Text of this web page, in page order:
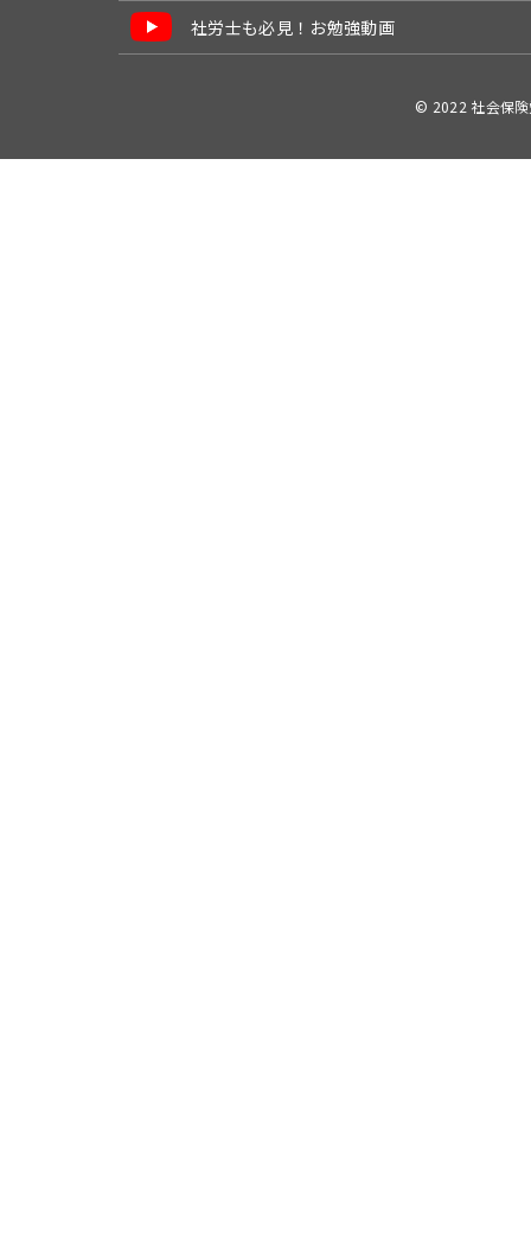
社労士も必見！お勉強動画
© 2022 社会保